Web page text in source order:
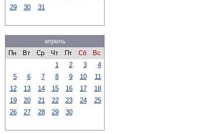
29
30 31
апрель
Пн
Вт Ср Чт Пт Сб
Вс
1
2 3
4
5
6 7 8 9 10
11
12
13 14 15 16 17
18
19
20 21 22 23 24
25
26
27 28 29 30